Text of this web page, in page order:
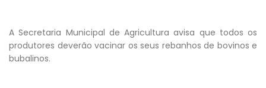
A Secretaria Municipal de Agricultura avisa que todos os
produtores deverão vacinar os seus rebanhos de bovinos e
bubalinos.